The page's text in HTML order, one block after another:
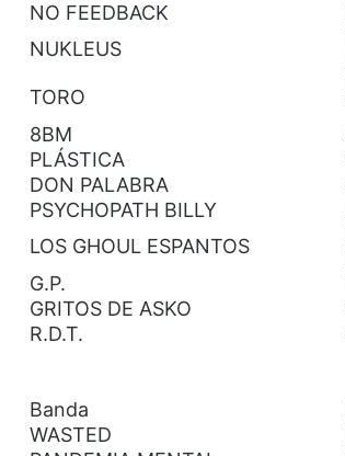
NO FEEDBACK
NUKLEUS
TORO
8BM
PLÁSTICA
DON PALABRA
PSYCHOPATH BILLY
LOS GHOUL ESPANTOS
G.P.
GRITOS DE ASKO
R.D.T.
Banda
WASTED